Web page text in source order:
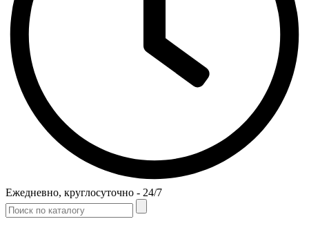
Ежедневно, круглосуточно - 24/7